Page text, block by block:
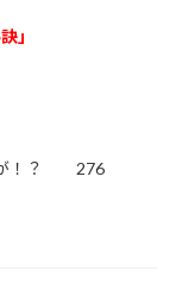
」
が！？ 276